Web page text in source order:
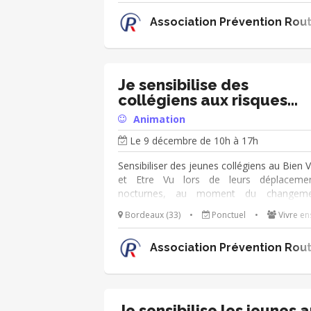
vision et de la visibilité. Nous cherchons
bénévoles afin d'animer des ateliers
cherche et trouve - jeux de cartes - ...
occasion !
Association Prévention
Je sensibilise des
collégiens aux risques
routiers
Animation
Le 9 décembre de 10h à 17h
Sensibiliser des jeunes collégiens au Bien
et Etre Vu lors de leurs
nocturnes, au moment du
d'heure. Focus sur les déplacement
trottinettes, et piéton. L'action aura lieu
parallèle du cross.
Bordeaux (33) • Ponctuel • Vivre
Association Prévention